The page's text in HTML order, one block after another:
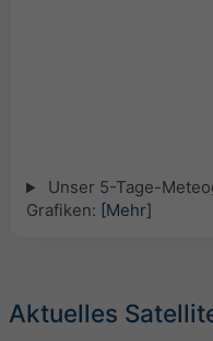
Unser 5-Tage-
Grafiken: [Mehr]
Aktuelles